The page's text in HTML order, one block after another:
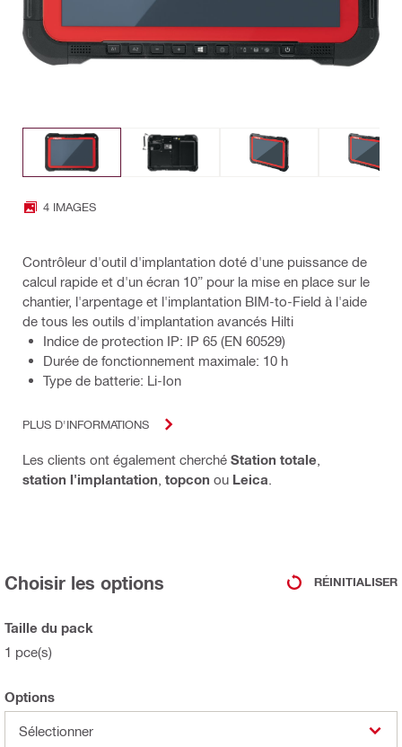
4 IMAGES
Contrôleur d'outil d'implantation doté d'une puissance de
calcul rapide et d'un écran 10” pour la mise en place sur le
chantier, l'arpentage et l'implantation BIM-to-Field à l'aide
de tous les outils d'implantation avancés Hilti
Indice de protection IP: IP 65 (EN 60529)
Durée de fonctionnement maximale: 10 h
Type de batterie: Li-Ion
PLUS D'INFORMATIONS
Les clients ont également cherché Station totale
station l'implantation topcon ou Leica
Choisir les options RÉINITIALISER
Taille du pack
1 pce(s)
Options
Sélectionner